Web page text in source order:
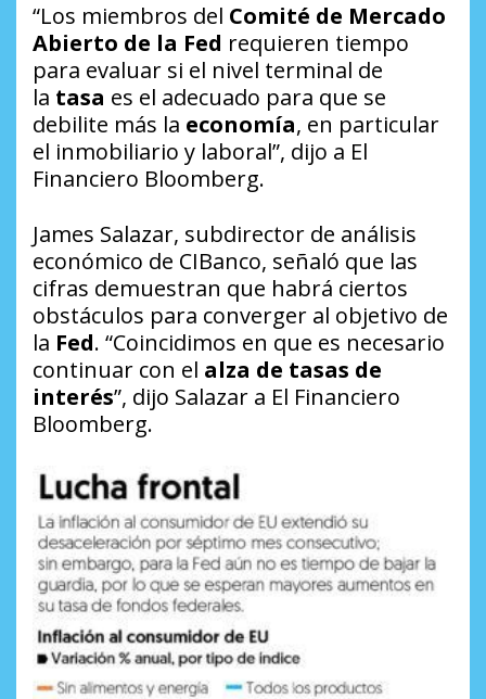
“Los miembros del Comité de Mercado
Abierto de la Fed requieren tiempo
para evaluar si el nivel terminal de
la tasa es el adecuado para que se
debilite más la economía, en particular
el inmobiliario y laboral”, dijo a El
Financiero Bloomberg.
James Salazar, subdirector de análisis
económico de CIBanco, señaló que las
cifras demuestran que habrá ciertos
obstáculos para converger al objetivo de
la Fed. “Coincidimos en que es necesario
continuar con el alza de tasas de
interés”, dijo Salazar a El Financiero
Bloomberg.